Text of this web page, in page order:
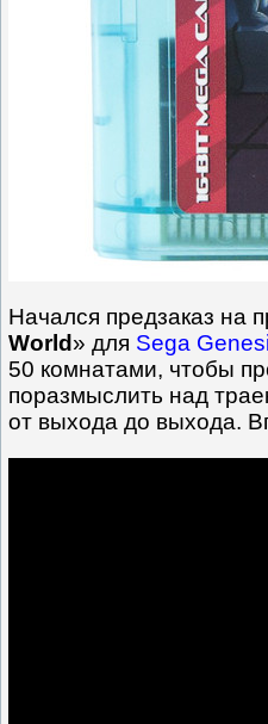
Начался предзаказ на
World» для Sega
50 комнатами, чтобы
поразмыслить над
от выхода до выхода.